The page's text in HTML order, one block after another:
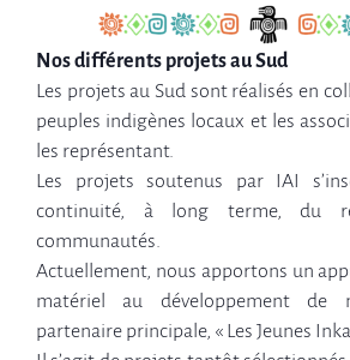
Nos différents projets au Sud
Les projets au Sud sont réalisés en
peuples indigènes locaux et les
les représentant.
Les projets soutenus par IAI
continuité, à long terme, du
communautés.
Actuellement, nous apportons un
matériel au développement de
partenaire principale, « Les Jeunes